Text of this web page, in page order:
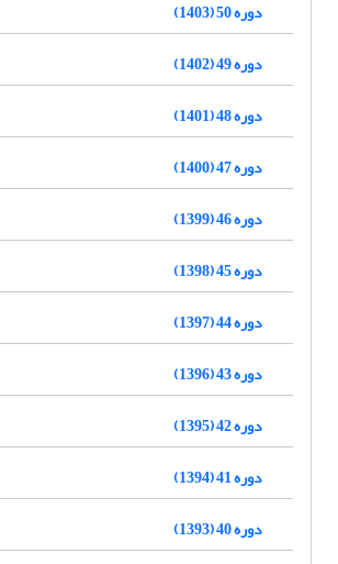
دوره 50 (1403)
دوره 49 (1402)
دوره 48 (1401)
دوره 47 (1400)
دوره 46 (1399)
دوره 45 (1398)
دوره 44 (1397)
دوره 43 (1396)
دوره 42 (1395)
دوره 41 (1394)
دوره 40 (1393)